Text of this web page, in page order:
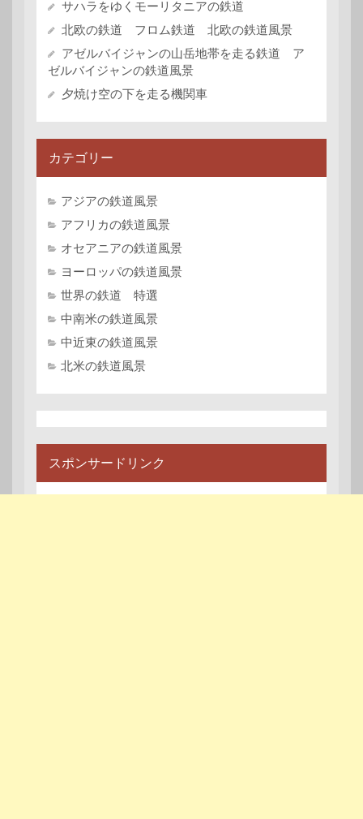
サハラをゆくモーリタニアの鉄道
北欧の鉄道 フロム鉄道 北欧の鉄道風景
アゼルバイジャンの山岳地帯を走る鉄道 ア
ゼルバイジャンの鉄道風景
夕焼け空の下を走る機関車
カテゴリー
アジアの鉄道風景
アフリカの鉄道風景
オセアニアの鉄道風景
ヨーロッパの鉄道風景
世界の鉄道 特選
中南米の鉄道風景
中近東の鉄道風景
北米の鉄道風景
スポンサードリンク